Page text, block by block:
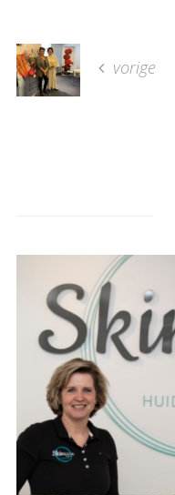
vorige